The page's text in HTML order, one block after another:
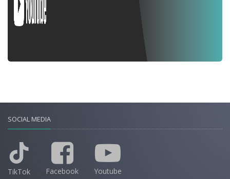
SOCIAL MEDIA
TikTok Facebook Youtube